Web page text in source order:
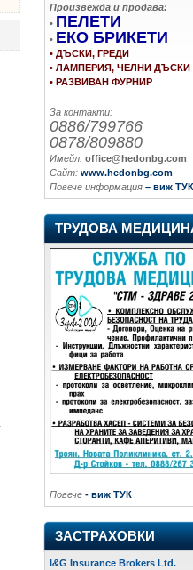
Произвежда и продава:
• ПЕЛЕТИ
• ЕКО БРИКЕТИ
• ДЪСКИ, ГРЕДИ
• ЛАМПЕРИЯ, ЧЕЛНИ ДЪСКИ
• РАЗВИВАН ФУРНИР
За контакти:
0886/799766
0878/809880
Имейл: office@hedonbg.com
Сайт: www.hedonbg.com
Повече информация – виж ТУК
ТРУДОВА
Повече - виж ТУК
ЗАСТРАХОВКИ
I&G Insurance Brokers Ltd.